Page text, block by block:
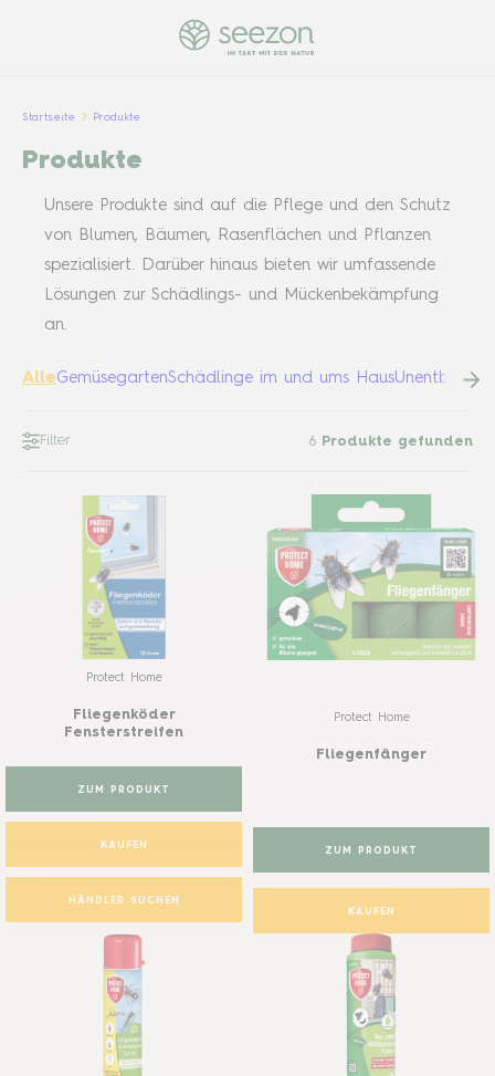
Startseite Produkte
Produkte
Unsere Produkte sind auf die Pflege und den Schutz
von Blumen, Bäumen, Rasenflächen und Pflanzen
spezialisiert. Darüber hinaus bieten wir umfassende
Lösungen zur Schädlings- und Mückenbekämpfung
an.
AlleGemüsegartenSchädlinge im und ums Haus
Filter 6 Produkte gefunden
Protect Home
Fliegenköder
Fensterstreifen
ZUM PRODUKT
KAUFEN
HÄNDLER SUCHEN
Protect Home
Fliegenfänger
ZUM PRODUKT
KAUFEN